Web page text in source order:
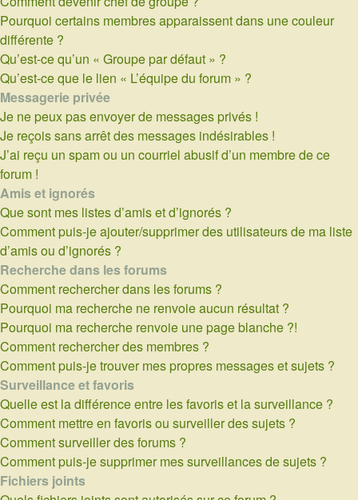
Pourquoi certains membres apparaissent dans une couleur
différente ?
Qu’est-ce qu’un « Groupe par défaut » ?
Qu’est-ce que le lien « L’équipe du forum » ?
Messagerie privée
Je ne peux pas envoyer de messages privés !
Je reçois sans arrêt des messages indésirables !
J’ai reçu un spam ou un courriel abusif d’un membre de ce
forum !
Amis et ignorés
Que sont mes listes d’amis et d’ignorés ?
Comment puis-je ajouter/supprimer des utilisateurs de ma liste
d’amis ou d’ignorés ?
Recherche dans les forums
Comment rechercher dans les forums ?
Pourquoi ma recherche ne renvoie aucun résultat ?
Pourquoi ma recherche renvoie une page blanche ?!
Comment rechercher des membres ?
Comment puis-je trouver mes propres messages et sujets ?
Surveillance et favoris
Quelle est la différence entre les favoris et la surveillance ?
Comment mettre en favoris ou surveiller des sujets ?
Comment surveiller des forums ?
Comment puis-je supprimer mes surveillances de sujets ?
Fichiers joints